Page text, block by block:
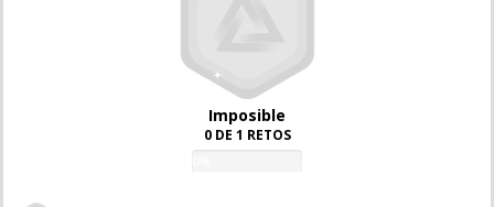
Imposible
0 DE 1 RETOS